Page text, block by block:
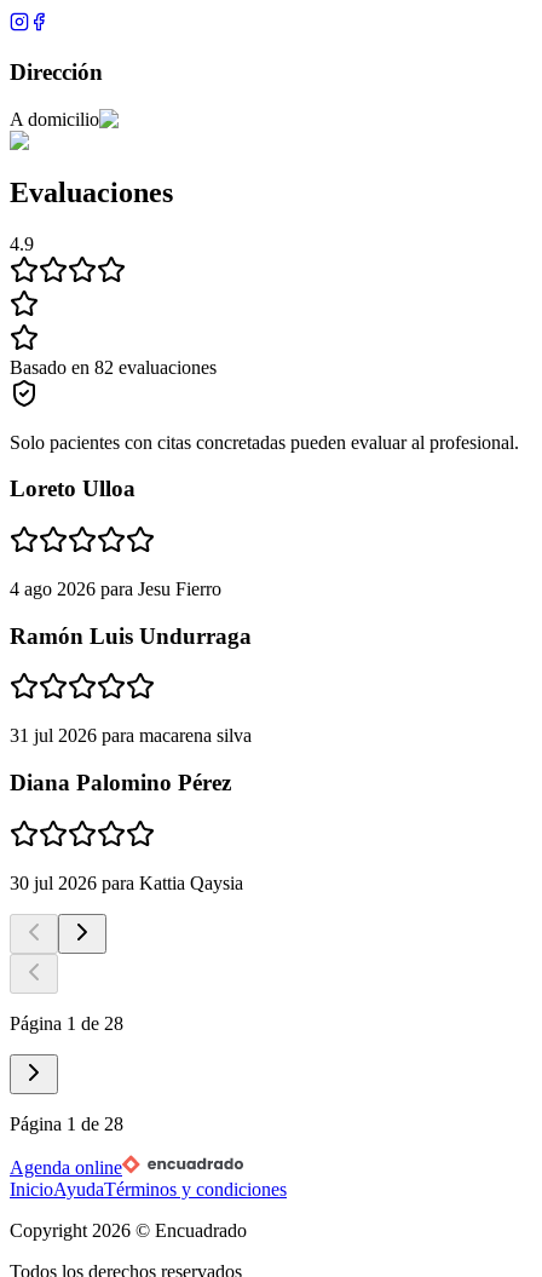
Dirección
A domicilio
Evaluaciones
4.9
Basado en 82 evaluaciones
Solo pacientes con citas concretadas pueden evaluar al profesional.
Loreto Ulloa
4 ago 2026 para Jesu Fierro
Ramón Luis Undurraga
31 jul 2026 para macarena silva
Diana Palomino Pérez
30 jul 2026 para Kattia Qaysia
Página 1 de 28
Página 1 de 28
Agenda online
InicioAyudaTérminos y condiciones
Copyright 2026 © Encuadrado
Todos los derechos reservados